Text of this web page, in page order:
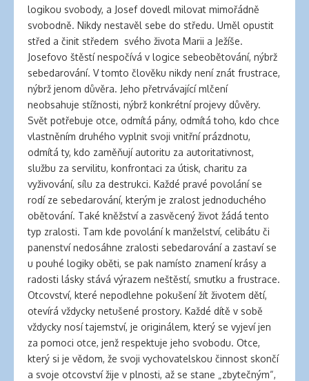
logikou svobody, a Josef dovedl milovat mimořádně
svobodně. Nikdy nestavěl sebe do středu. Uměl opustit
střed a činit středem svého života Marii a Ježíše.
Josefovo štěstí nespočívá v logice sebeobětování, nýbrž
sebedarování. V tomto člověku nikdy není znát frustrace,
nýbrž jenom důvěra. Jeho přetrvávající mlčení
neobsahuje stížnosti, nýbrž konkrétní projevy důvěry.
Svět potřebuje otce, odmítá pány, odmítá toho, kdo chce
vlastněním druhého vyplnit svoji vnitřní prázdnotu,
odmítá ty, kdo zaměňují autoritu za autoritativnost,
službu za servilitu, konfrontaci za útisk, charitu za
vyživování, sílu za destrukci. Každé pravé povolání se
rodí ze sebedarování, kterým je zralost jednoduchého
obětování. Také kněžství a zasvěcený život žádá tento
typ zralosti. Tam kde povolání k manželství, celibátu či
panenství nedosáhne zralosti sebedarování a zastaví se
u pouhé logiky oběti, se pak namísto znamení krásy a
radosti lásky stává výrazem neštěstí, smutku a frustrace.
Otcovství, které nepodlehne pokušení žít životem dětí,
otevírá vždycky netušené prostory. Každé dítě v sobě
vždycky nosí tajemství, je originálem, který se vyjeví jen
za pomoci otce, jenž respektuje jeho svobodu. Otce,
který si je vědom, že svoji vychovatelskou činnost skončí
a svoje otcovství žije v plnosti, až se stane „zbytečným“,